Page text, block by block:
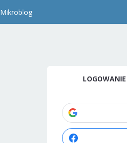
Mikroblog
LOGOWANIE